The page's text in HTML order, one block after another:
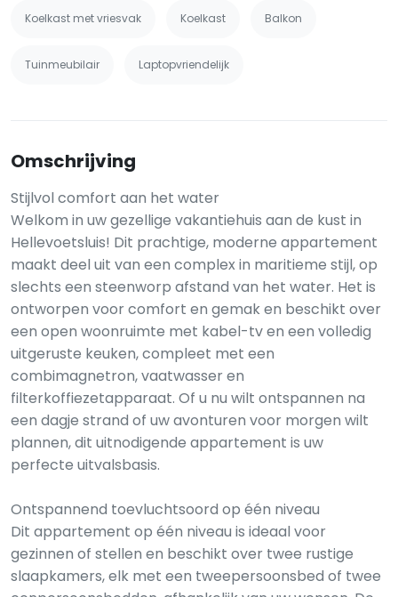
Koelkast met vriesvak Koelkast Balkon
Tuinmeubilair Laptopvriendelijk
Omschrijving
Stijlvol comfort aan het water
Welkom in uw gezellige vakantiehuis aan de kust in
Hellevoetsluis! Dit prachtige, moderne appartement
maakt deel uit van een complex in maritieme stijl, op
slechts een steenworp afstand van het water. Het is
ontworpen voor comfort en gemak en beschikt over
een open woonruimte met kabel-tv en een volledig
uitgeruste keuken, compleet met een
combimagnetron, vaatwasser en
filterkoffiezetapparaat. Of u nu wilt ontspannen na
een dagje strand of uw avonturen voor morgen wilt
plannen, dit uitnodigende appartement is uw
perfecte uitvalsbasis.
Ontspannend toevluchtsoord op één niveau
Dit appartement op één niveau is ideaal voor
gezinnen of stellen en beschikt over twee rustige
slaapkamers, elk met een tweepersoonsbed of twee